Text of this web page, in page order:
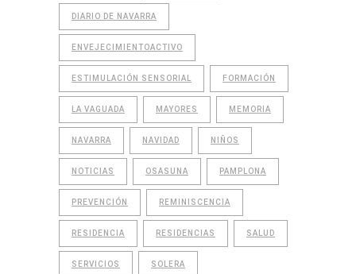
DIARIO DE NAVARRA
ENVEJECIMIENTOACTIVO
ESTIMULACIÓN SENSORIAL FORMACIÓN
LA VAGUADA MAYORES MEMORIA
NAVARRA NAVIDAD NIÑOS
NOTICIAS OSASUNA PAMPLONA
PREVENCIÓN REMINISCENCIA
RESIDENCIA RESIDENCIAS SALUD
SERVICIOS SOLERA